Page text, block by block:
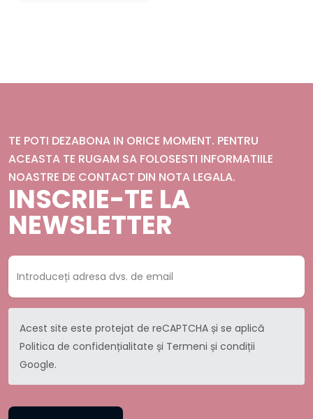
TE POTI DEZABONA IN ORICE MOMENT. PENTRU
ACEASTA TE RUGAM SA FOLOSESTI INFORMATIILE
NOASTRE DE CONTACT DIN NOTA LEGALA.
INSCRIE-TE LA
NEWSLETTER
Acest site este protejat de reCAPTCHA și se aplică
Politica de confidențialitate și Termeni și condiții
Google.